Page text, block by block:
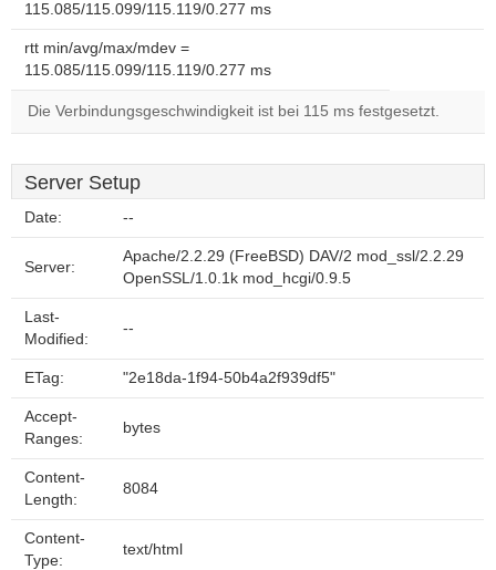
115.085/115.099/115.119/0.277 ms
rtt min/avg/max/mdev =
115.085/115.099/115.119/0.277 ms
Die Verbindungsgeschwindigkeit ist bei 115 ms festgesetzt.
Server Setup
Date: --
Server:
Apache/2.2.29 (FreeBSD) DAV/2 mod_ssl/2.2.29
OpenSSL/1.0.1k mod_hcgi/0.9.5
Last-
Modified:
--
ETag: "2e18da-1f94-50b4a2f939df5"
Accept-
Ranges:
bytes
Content-
Length:
8084
Content-
Type:
text/html